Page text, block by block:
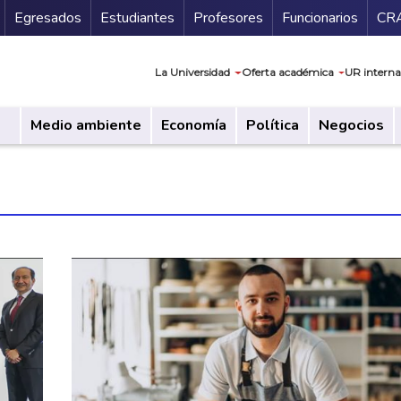
Secundario
Egresados Estudiantes Profesores Funcionarios
La Universidad Oferta académica UR
Medio ambiente Economía Política Negocios